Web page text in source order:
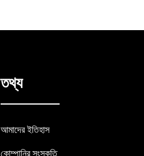
তথ্য
আমাদের ইতিহাস
কোম্পানির সংস্কৃতি